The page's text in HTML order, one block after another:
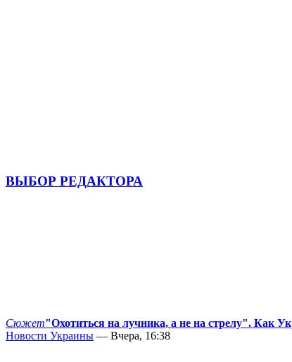
ВЫБОР РЕДАКТОРА
Сюжет"Охотиться на лучника, а не на стрелу". Как
Новости Украины — Вчера, 16:38